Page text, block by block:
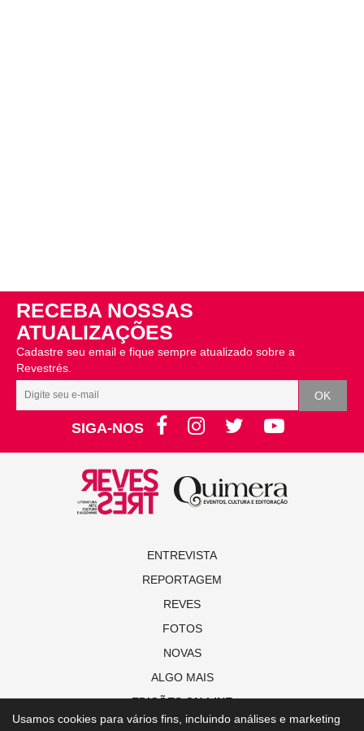
RECEBA NOSSAS
ATUALIZAÇÕES
Cadastre seu email e fique sempre atualizado sobre a
Revestrés.
SIGA-NOS
ENTREVISTA
REPORTAGEM
REVES
FOTOS
NOVAS
ALGO MAIS
EDIÇÕES ON-LINE
Usamos cookies para vários fins, incluindo análises e marketing